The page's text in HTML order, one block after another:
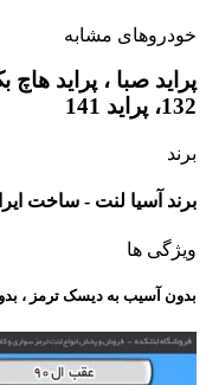
خودروهای مشابه
132، پراید 141
برند
برند آسیا لنت - ساخت
ویژگی ها
بدون آسیب به دیسک ترمز ،